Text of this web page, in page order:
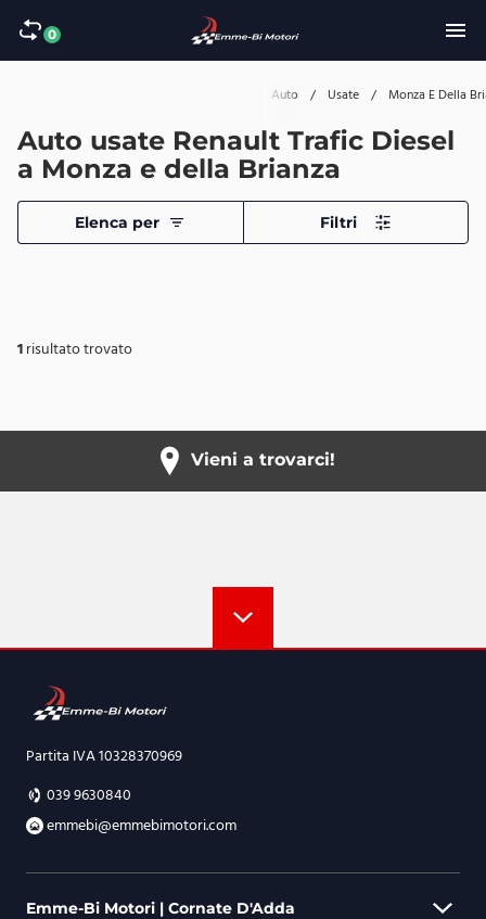
0
Auto / Usate / Monza E Della
Auto usate Renault Trafic Diesel
a Monza e della Brianza
Elenca per Filtri
1risultato trovato
Vieni a trovarci!
Partita IVA 10328370969
039 9630840
emmebi@emmebimotori.com
Emme-Bi Motori | Cornate D'Adda